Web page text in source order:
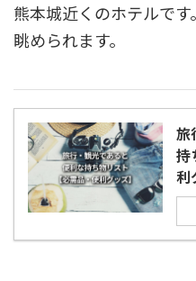
熊本城近くのホテルで
眺められます。
旅
持
利